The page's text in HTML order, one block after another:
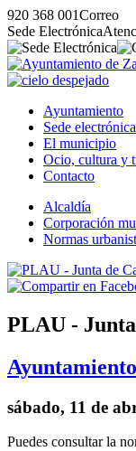
920 368 001Correo
Sede Electrónica
Ayuntamiento
Sede electrónica
El municipio
Ocio, cultura y
Contacto
Alcaldía
Corporación
Normas
PLAU -
Ayuntamiento
sábado, 11 de
Puedes consultar la